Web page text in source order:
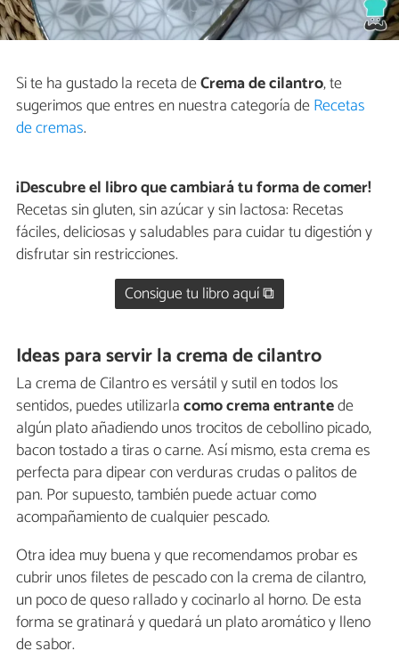
Si te ha gustado la receta deCrema de cilantro, te
sugerimos que entres en nuestra categoría deRecetas
de cremas.
¡Descubre el libro que cambiará tu forma de comer!
Recetas sin gluten, sin azúcar y sin lactosa: Recetas
fáciles, deliciosas y saludables para cuidar tu digestión y
disfrutar sin restricciones.
Consigue tu libro aquí ⧉
Ideas para servir la crema de cilantro
La crema de Cilantro es versátil y sutil en todos los
sentidos, puedes utilizarlacomo crema entrantede
algún plato añadiendo unos trocitos de cebollino picado,
bacon tostado a tiras o carne. Así mismo, esta crema es
perfecta para dipear con verduras crudas o palitos de
pan. Por supuesto, también puede actuar como
acompañamiento de cualquier pescado.
Otra idea muy buena y que recomendamos probar es
cubrir unos filetes de pescado con la crema de cilantro,
un poco de queso rallado y cocinarlo al horno. De esta
forma se gratinará y quedará un plato aromático y lleno
de sabor.